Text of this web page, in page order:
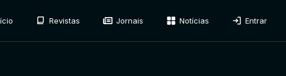
Revistas Jornais Notícias Entrar